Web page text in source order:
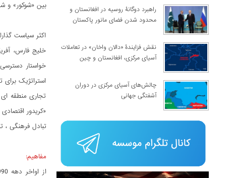
بین «شوکور» و
اکثر سیاست
خلیج فارس،
خواستار
استراتژیک برای
تجاری منطقه ای
«کریدور
تبادل فرهنگی
مفاهیم:
راهبرد دوگانۀ روسیه در افغانستان و
محدود شدن فضای مانور پاکستان
نقش فزایندۀ «دالان واخان» در تعاملات
آسیای مرکزی، افغانستان و چین
چالش‌های آسیای مرکزی در دوران
آشفتگی جهانی